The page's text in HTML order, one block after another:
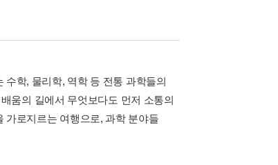
학, 물리학, 역학 등 전통 과학들의
움의 길에서 무엇보다도 먼저 소통의
가로지르는 여행으로, 과학 분야들